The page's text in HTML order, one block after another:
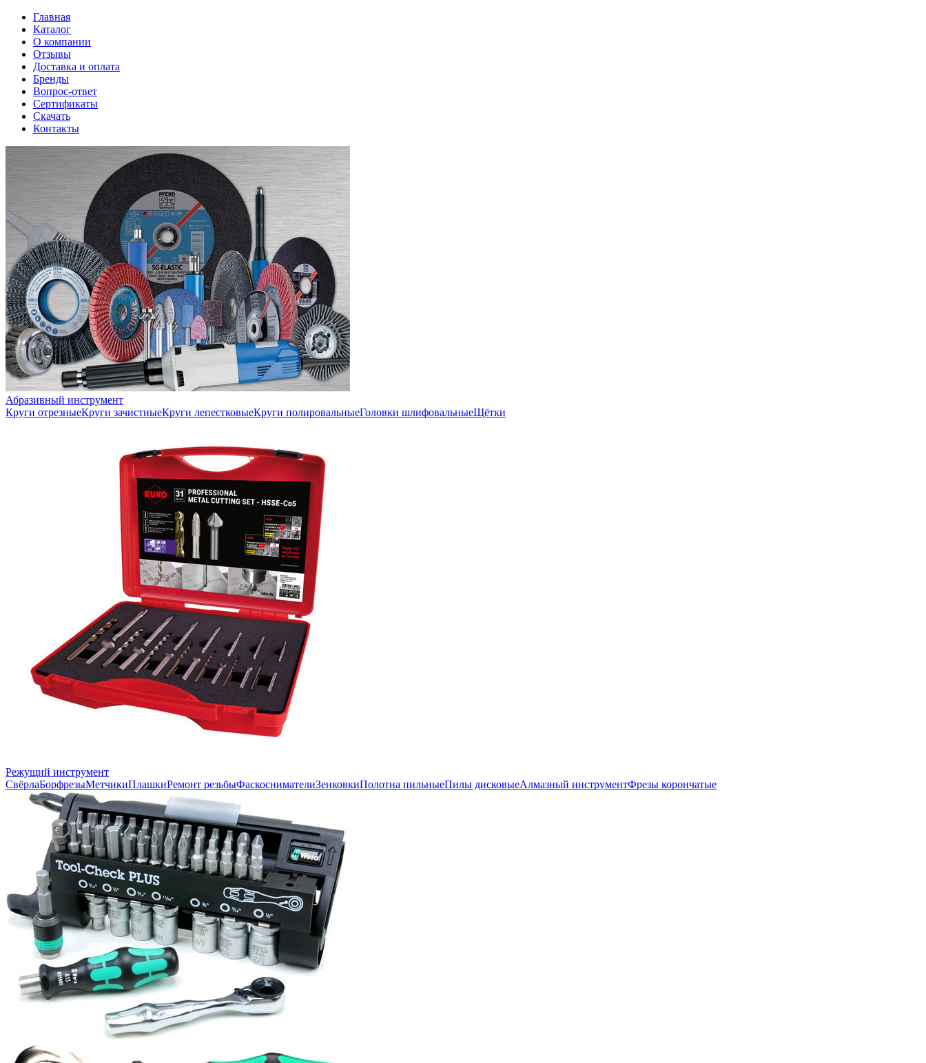
Главная
Каталог
О компании
Отзывы
Доставка и оплата
Бренды
Вопрос-ответ
Сертификаты
Скачать
Контакты
Абразивный инструмент
Круги отрезныеКруги зачистныеКруги лепестковыеКруги полировальныеГоловки шлифовальныеЩётки
Режущий инструмент
СвёрлаБорфрезыМетчикиПлашкиРемонт резьбыФаскоснимателиЗенковкиПолотна пильныеПилы дисковыеАлмазный инструментФрезы корончатые